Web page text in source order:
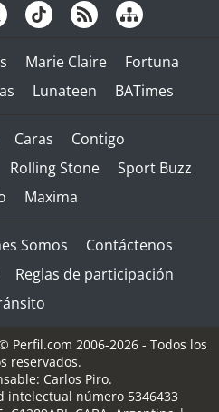
Marie Claire
Fortuna
Lunateen BATimes
Caras
Contigo
Rolling Stone
Sport Buzz
Maxima
Somos
Contáctenos
Reglas de participación
Perfil.com 2006-2026 - Todos los
reservados.
Carlos Piro.
intelectual número 5346433